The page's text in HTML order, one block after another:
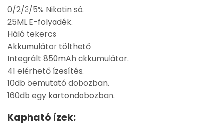
0/2/3/5% Nikotin só.
25ML E-folyadék.
Háló tekercs
Akkumulátor tölthető
Integrált 850mAh akkumulátor.
41 elérhető ízesítés.
10db bemutató dobozban.
160db egy kartondobozban.
Kapható ízek: